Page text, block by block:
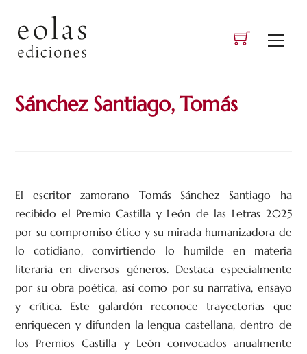
content
Sánchez Santiago, Tomás
El escritor zamorano Tomás Sánchez Santiago ha
recibido el Premio Castilla y León de las Letras 2025
por su compromiso ético y su mirada humanizadora de
lo cotidiano, convirtiendo lo humilde en materia
literaria en diversos géneros. Destaca especialmente
por su obra poética, así como por su narrativa, ensayo
y crítica. Este galardón reconoce trayectorias que
enriquecen y difunden la lengua castellana, dentro de
los Premios Castilla y León convocados anualmente